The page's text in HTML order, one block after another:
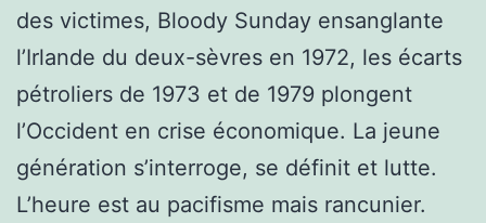
des victimes, Bloody Sunday ensanglante
l’Irlande du deux-sèvres en 1972, les écarts
pétroliers de 1973 et de 1979 plongent
l’Occident en crise économique. La jeune
génération s’interroge, se définit et lutte.
L’heure est au pacifisme mais rancunier.